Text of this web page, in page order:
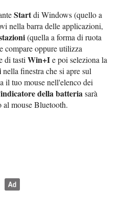
Startdi Windows (quello a
nella barra delle applicazioni,
(quella a forma di ruota
compare oppure utilizza
di tastiWin+Ie poi seleziona la
nella finestra che si apre sul
il tuo mouse nell'elenco dei
indicatore della batteriasarà
mouse Bluetooth.